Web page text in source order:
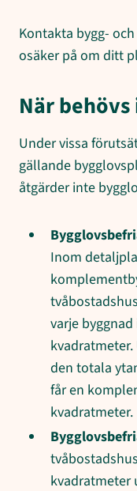
Kontakta bygg-
osäker på om ditt
När
Under vissa
gällande
åtgärder inte
Inom
varje
den totala
får en
kvadratmeter.
kvadratmeter